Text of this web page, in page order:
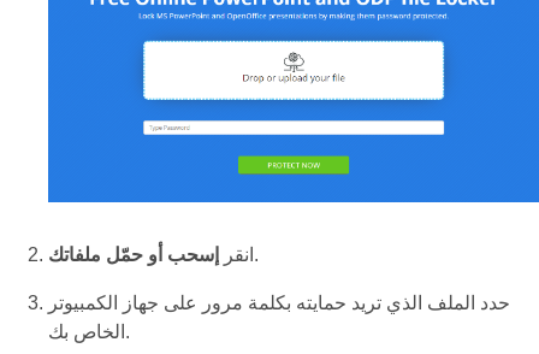
انقر إسحب أو حمّل ملفاتك .
حدد الملف الذي تريد حمايته بكلمة مرور على جهاز الكمبيوتر
الخاص بك.